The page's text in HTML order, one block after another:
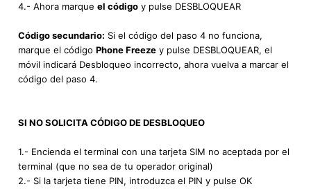
4.- Ahora marque el código y pulse DESBLOQUEAR
Código secundario: Si el código del paso 4 no funciona,
marque el código Phone Freeze y pulse DESBLOQUEAR, el
móvil indicará Desbloqueo incorrecto, ahora vuelva a marcar el
código del paso 4.
SI NO SOLICITA CÓDIGO DE DESBLOQUEO
1.- Encienda el terminal con una tarjeta SIM no aceptada por el
terminal (que no sea de tu operador original)
2.- Si la tarjeta tiene PIN, introduzca el PIN y pulse OK